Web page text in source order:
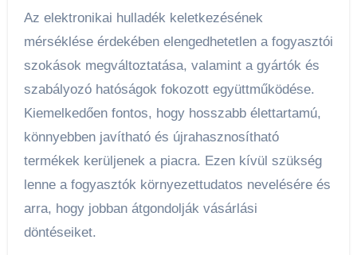
Az elektronikai hulladék keletkezésének
mérséklése érdekében elengedhetetlen a fogyasztói
szokások megváltoztatása, valamint a gyártók és
szabályozó hatóságok fokozott együttműködése.
Kiemelkedően fontos, hogy hosszabb élettartamú,
könnyebben javítható és újrahasznosítható
termékek kerüljenek a piacra. Ezen kívül szükség
lenne a fogyasztók környezettudatos nevelésére és
arra, hogy jobban átgondolják vásárlási
döntéseiket.